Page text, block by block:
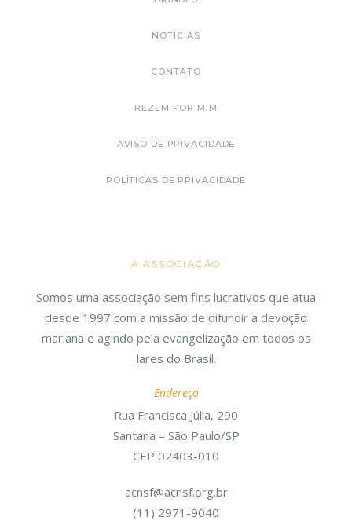
NOTÍCIAS
CONTATO
REZEM POR MIM
AVISO DE PRIVACIDADE
POLÍTICAS DE PRIVACIDADE
A ASSOCIAÇÃO
Somos uma associação sem fins lucrativos que atua
desde 1997 com a missão de difundir a devoção
mariana e agindo pela evangelização em todos os
lares do Brasil.
Endereço
Rua Francisca Júlia, 290
Santana – São Paulo/SP
CEP 02403-010
acnsf@acnsf.org.br
(11) 2971-9040